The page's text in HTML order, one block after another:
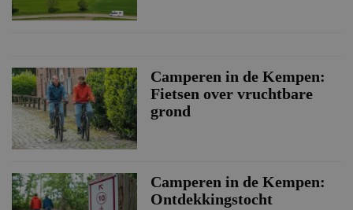
Camperen in de Kempen:
Fietsen over vruchtbare
grond
Camperen in de Kempen:
Ontdekkingstocht